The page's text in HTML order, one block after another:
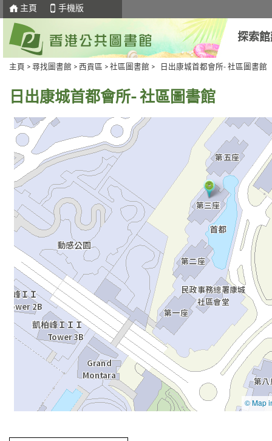
主頁 手機版
探索
主頁 > 尋找圖書館 > 西貢區 > 社區圖書館 > 日出康城首都會所- 社區圖書館
日出康城首都會所- 社區圖書館
去標籤內容
去前一個標籤
去
一
個
標
Skip
select
tab